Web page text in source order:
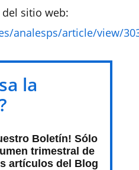
sitio web:
analesps/article/view/
la
Boletín! Sólo
trimestral de
artículos del Blog